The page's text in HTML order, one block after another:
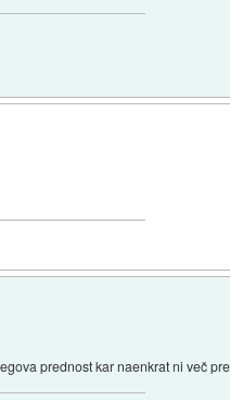
prednost kar naenkrat ni več